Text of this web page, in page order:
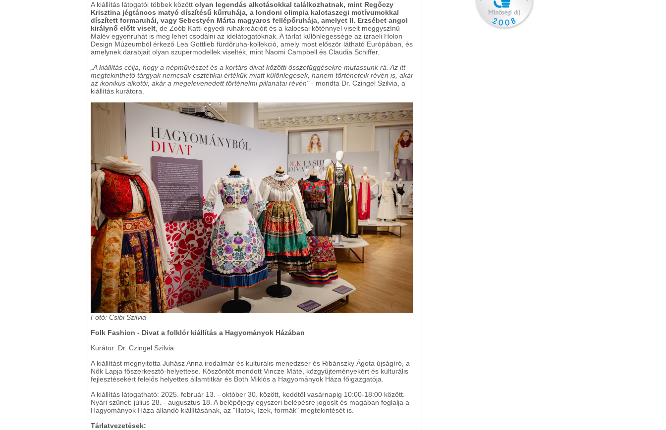
A kiállítás látogatói többek között olyan legendás alkotásokkal találkozhatnak, mint Regőczy
Krisztina jégtáncos matyó díszítésű kűrruhája, a londoni olimpia kalotaszegi motívumokkal
díszített formaruhái, vagy Sebestyén Márta magyaros fellépőruhája, amelyet II. Erzsébet angol
királynő előtt viselt , de Zoób Katti egyedi ruhakreációit és a kalocsai köténnyel viselt meggyszínű
Malév egyenruhát is meg lehet csodálni az idelátogatóknak. A tárlat különlegessége az izraeli Holon
Design Múzeumból érkező Lea Gottlieb fürdőruha-kollekció, amely most először látható Európában, és
amelynek darabjait olyan szupermodellek viselték, mint Naomi Campbell és Claudia Schiffer.
„A kiállítás célja, hogy a népművészet és a kortárs divat közötti összefüggésekre mutassunk rá. Az itt
megtekinthető tárgyak nemcsak esztétikai értékük miatt különlegesek, hanem történeteik révén is, akár
az ikonikus alkotói, akár a megelevenedett történelmi pillanatai révén"- mondta Dr. Czingel Szilvia, a
kiállítás kurátora.
Fotó: Csibi Szilvia
Folk Fashion - Divat a folklór kiállítás a Hagyományok Házában
Kurátor: Dr. Czingel Szilvia
A kiállítást megnyitotta Juhász Anna irodalmár és kulturális menedzser és Ribánszky Ágota újságíró, a
Nők Lapja főszerkesztő-helyettese. Köszöntőt mondott Vincze Máté, közgyűjteményekért és kulturális
fejlesztésekért felelős helyettes államtitkár és Both Miklós a Hagyományok Háza főigazgatója.
A kiállítás látogatható: 2025. február 13. - október 30. között, keddtől vasárnapig 10:00-18:00 között.
Nyári szünet: július 28. - augusztus 18. A belépőjegy egyszeri belépésre jogosít és magában foglalja a
Hagyományok Háza állandó kiállításának, az "Illatok, ízek, formák" megtekintését is.
Tárlatvezetések: